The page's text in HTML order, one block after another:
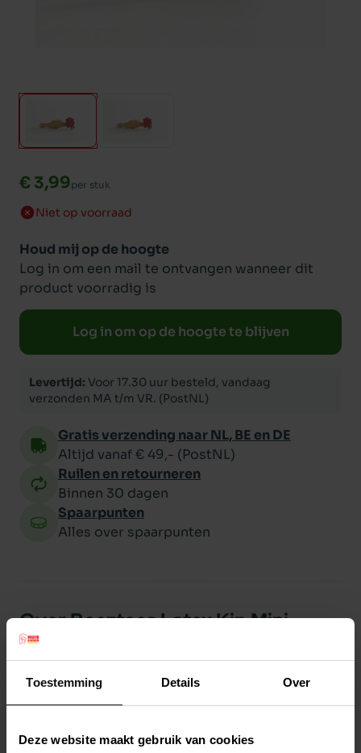
Toestemming Details Over
Deze website maakt gebruik van cookies
€ 3,99per stuk
Niet op voorraad
Houd mij op de hoogte
Log in om een mail te ontvangen wanneer dit
product voorradig is
Log in om op de hoogte te blijven
Levertijd: Voor 17.30 uur besteld, vandaag
verzonden MA t/m VR. (PostNL)
Gratis verzending naar NL, BE en DE
Altijd vanaf € 49,- (PostNL)
Ruilen en retourneren
Binnen 30 dagen
Spaarpunten
Alles over spaarpunten
Over Beeztees Latex Kip Mini
Latex Kip mini.
Productspecificaties